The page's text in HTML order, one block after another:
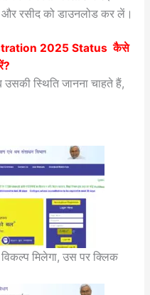
रसीद को डाउनलोड कर लें।
2025 Status कैसे
स्थिति जानना चाहते हैं,
विकल्प मिलेगा, उस पर क्लिक